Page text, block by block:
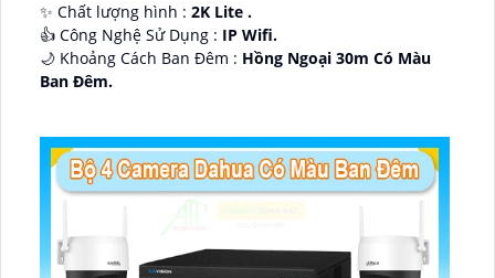
✨ Chất lượng hình : 2K Lite .
👍 Công Nghệ Sử Dụng : IP Wifi.
🌙 Khoảng Cách Ban Đêm : Hồng Ngoại 30m Có Màu
Ban Ðêm.